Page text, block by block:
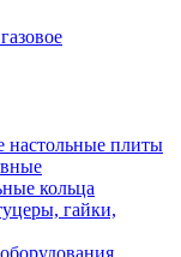
настольные плиты
кольца
гайки,